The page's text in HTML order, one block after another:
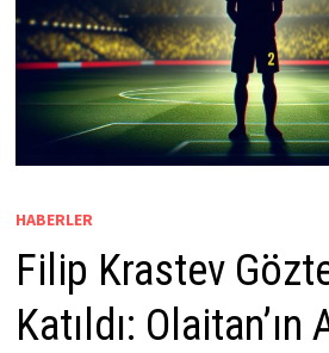
HABERLER
Filip Krastev
Katıldı: Olaitan’ın